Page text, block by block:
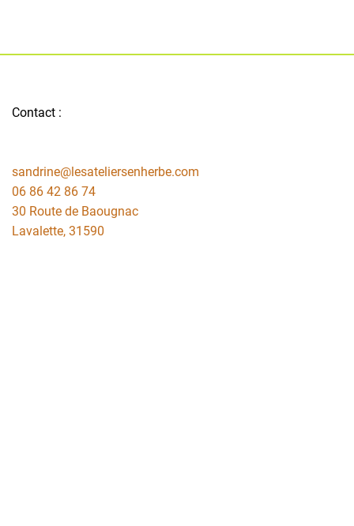
Contact :
sandrine@lesateliersenherbe.com
06 86 42 86 74
30 Route de Baougnac
Lavalette, 31590